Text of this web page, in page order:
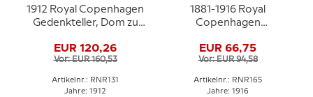
1912 Royal Copenhagen
Gedenkteller, Dom zu
EUR 120,26
Vor: EUR 160,53
Artikelnr.: RNR131
Jahre: 1912
1881-1916 Royal
Copenhagen
Teller, DEZEMBER 1881-
1916
EUR 66,75
Vor: EUR 94,58
Artikelnr.: RNR165
Jahre: 1916